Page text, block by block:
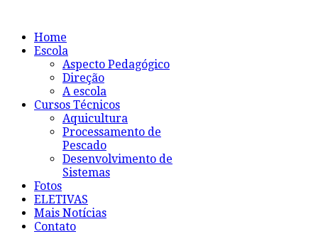
Home
Escola
Aspecto Pedagógico
Direção
A escola
Cursos Técnicos
Aquicultura
Processamento de
Pescado
Desenvolvimento de
Sistemas
Fotos
ELETIVAS
Mais Notícias
Contato